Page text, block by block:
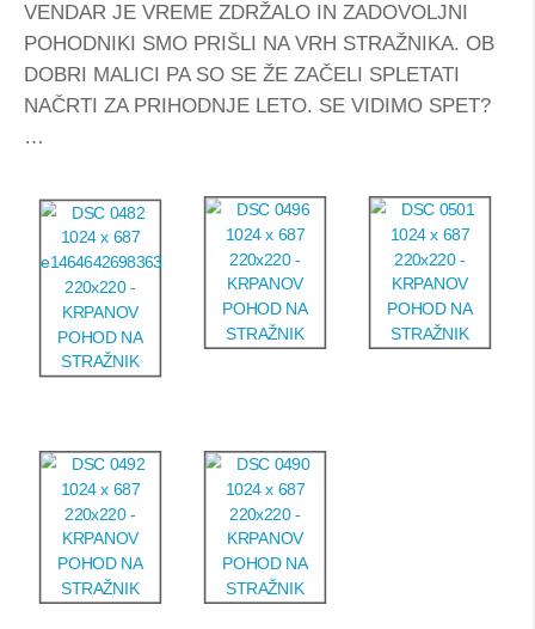
VENDAR JE VREME ZDRŽALO IN ZADOVOLJNI
POHODNIKI SMO PRIŠLI NA VRH STRAŽNIKA. OB
DOBRI MALICI PA SO SE ŽE ZAČELI SPLETATI
NAČRTI ZA PRIHODNJE LETO. SE VIDIMO SPET?
…